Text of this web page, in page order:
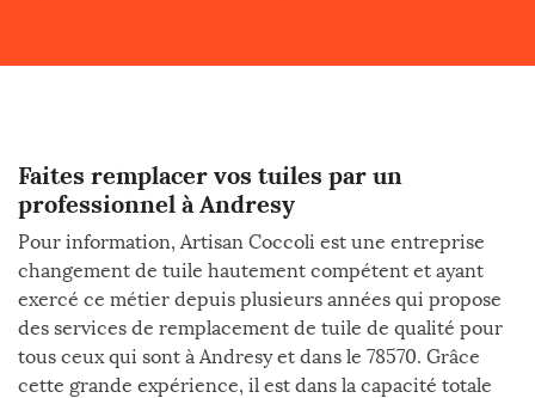
Faites remplacer vos tuiles par un
professionnel à Andresy
Pour information, Artisan Coccoli est une entreprise
changement de tuile hautement compétent et ayant
exercé ce métier depuis plusieurs années qui propose
des services de remplacement de tuile de qualité pour
tous ceux qui sont à Andresy et dans le 78570. Grâce
cette grande expérience, il est dans la capacité totale